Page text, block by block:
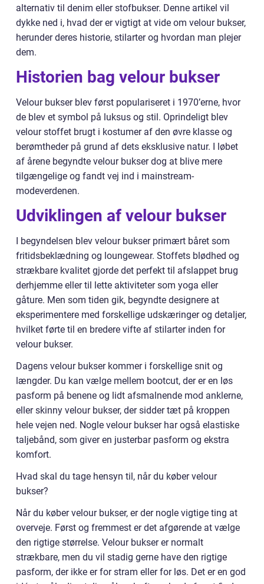
alternativ til denim eller stofbukser. Denne artikel vil
dykke ned i, hvad der er vigtigt at vide om velour bukser,
herunder deres historie, stilarter og hvordan man plejer
dem.
Historien bag velour bukser
Velour bukser blev først populariseret i 1970’erne, hvor
de blev et symbol på luksus og stil. Oprindeligt blev
velour stoffet brugt i kostumer af den øvre klasse og
berømtheder på grund af dets eksklusive natur. I løbet
af årene begyndte velour bukser dog at blive mere
tilgængelige og fandt vej ind i mainstream-
modeverdenen.
Udviklingen af velour bukser
I begyndelsen blev velour bukser primært båret som
fritidsbeklædning og loungewear. Stoffets blødhed og
strækbare kvalitet gjorde det perfekt til afslappet brug
derhjemme eller til lette aktiviteter som yoga eller
gåture. Men som tiden gik, begyndte designere at
eksperimentere med forskellige udskæringer og detaljer,
hvilket førte til en bredere vifte af stilarter inden for
velour bukser.
Dagens velour bukser kommer i forskellige snit og
længder. Du kan vælge mellem bootcut, der er en løs
pasform på benene og lidt afsmalnende mod anklerne,
eller skinny velour bukser, der sidder tæt på kroppen
hele vejen ned. Nogle velour bukser har også elastiske
taljebånd, som giver en justerbar pasform og ekstra
komfort.
Hvad skal du tage hensyn til, når du køber velour
bukser?
Når du køber velour bukser, er der nogle vigtige ting at
overveje. Først og fremmest er det afgørende at vælge
den rigtige størrelse. Velour bukser er normalt
strækbare, men du vil stadig gerne have den rigtige
pasform, der ikke er for stram eller for løs. Det er en god